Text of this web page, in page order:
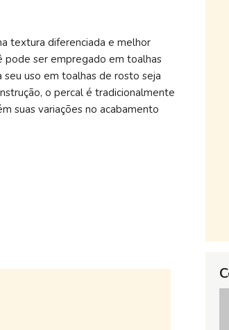
textura diferenciada e melhor
pode ser empregado em toalhas
uso em toalhas de rosto seja
o percal é tradicionalmente
suas variações no acabamento